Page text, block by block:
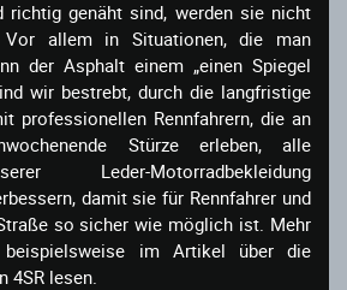
richtig genäht sind, werden sie nicht
Vor allem in Situationen, die man
der Asphalt einem „einen Spiegel
wir bestrebt, durch die langfristige
professionellen Rennfahrern, die an
Stürze erleben, alle
Leder-Motorradbekleidung
damit sie für Rennfahrer und
so sicher wie möglich ist. Mehr
im Artikel über die
4SR lesen.